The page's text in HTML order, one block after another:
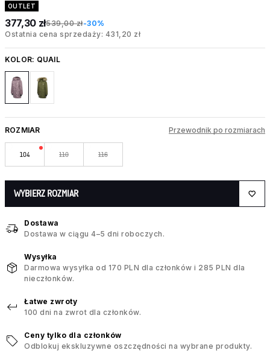
OUTLET
377,30 zł539,00 zł-30%
Ostatnia cena sprzedaży: 431,20 zł
KOLOR: QUAIL
ROZMIAR Przewodnik po rozmiarach
104 110 116
WYBIERZ ROZMIAR
Dostawa
Dostawa w ciągu 4–5 dni roboczych.
Wysyłka
Darmowa wysyłka od 170 PLN dla członków i 285 PLN dla
nieczłonków.
Łatwe zwroty
100 dni na zwrot dla członków.
Ceny tylko dla członków
Odblokuj ekskluzywne oszczędności na wybrane produkty.